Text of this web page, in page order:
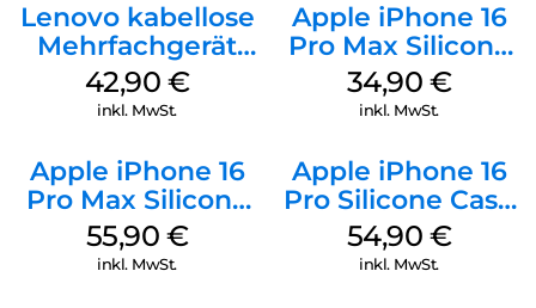
Lenovo kabellose
Mehrfachgerät
Luna Grey
42,90 €
inkl. MwSt.
Apple iPhone 16
Pro Max Silicone
Case MagSafe
Denim
34,90 €
inkl. MwSt.
Apple iPhone 16
Pro Max Silicone
Case MagSafe
Stone Gray
55,90 €
inkl. MwSt.
Apple iPhone 16
Pro Silicone Case
MagSafe Black
54,90 €
inkl. MwSt.